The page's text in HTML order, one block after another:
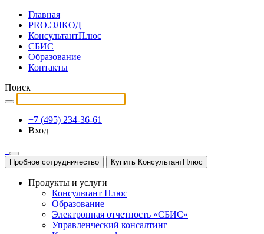
Главная
PRO.ЭЛКОД
КонсультантПлюс
СБИС
Образование
Контакты
Поиск
+7 (495) 234-36-61
Вход
Пробное сотрудничество Купить КонсультантПлюс
Продукты и услуги
Консультант Плюс
Образование
Электронная отчетность «СБИС»
Управленческий консалтинг